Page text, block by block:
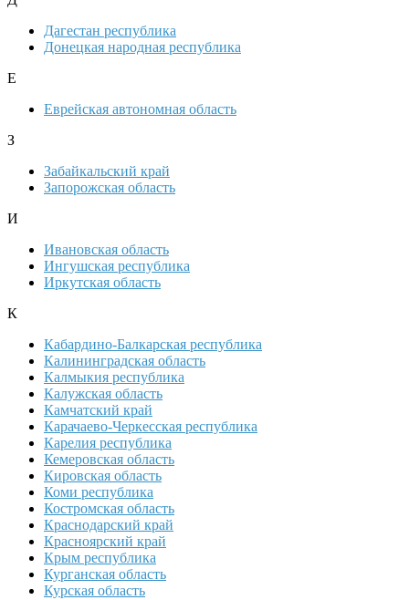
Дагестан республика
Донецкая народная республика
Е
Еврейская автономная область
З
Забайкальский край
Запорожская область
И
Ивановская область
Ингушская республика
Иркутская область
К
Кабардино-Балкарская республика
Калининградская область
Калмыкия республика
Калужская область
Камчатский край
Карачаево-Черкесская республика
Карелия республика
Кемеровская область
Кировская область
Коми республика
Костромская область
Краснодарский край
Красноярский край
Крым республика
Курганская область
Курская область